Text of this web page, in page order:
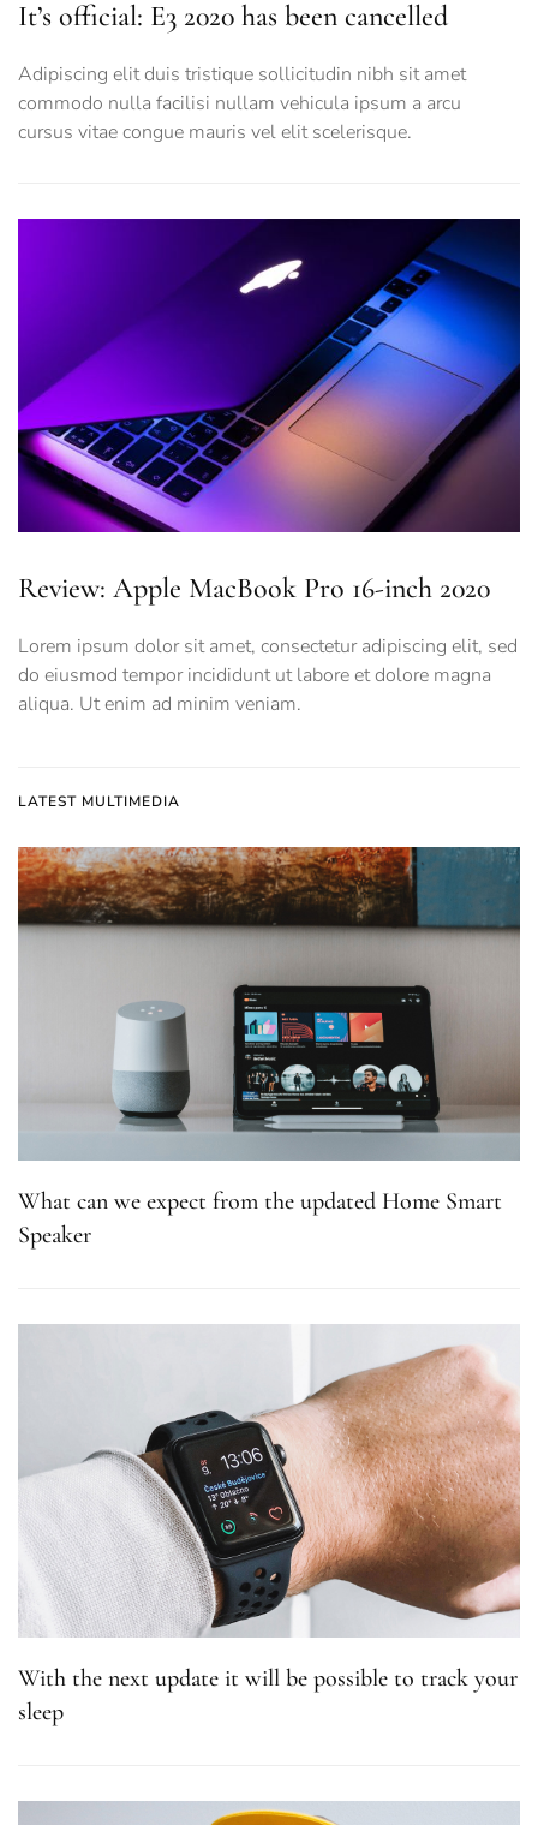
It’s official: E3 2020 has been cancelled
Adipiscing elit duis tristique sollicitudin nibh sit amet
commodo nulla facilisi nullam vehicula ipsum a arcu
cursus vitae congue mauris vel elit scelerisque.
Review: Apple MacBook Pro 16-inch 2020
Lorem ipsum dolor sit amet, consectetur adipiscing elit, sed
do eiusmod tempor incididunt ut labore et dolore magna
aliqua. Ut enim ad minim veniam.
LATEST MULTIMEDIA
What can we expect from the updated Home Smart
Speaker
With the next update it will be possible to track your
sleep